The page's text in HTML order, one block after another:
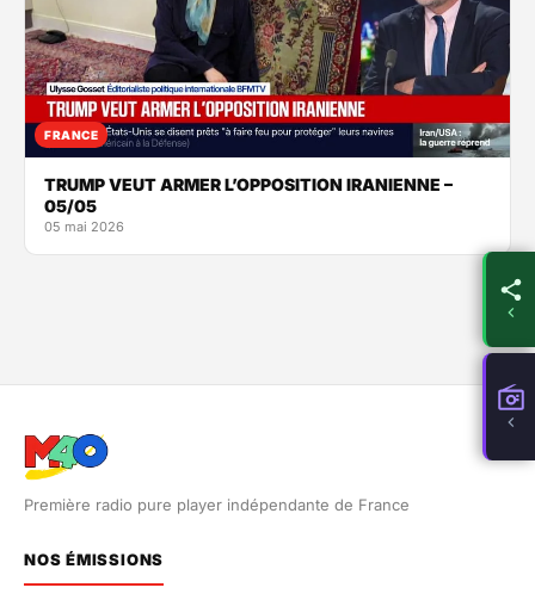
FRANCE
TRUMP VEUT ARMER L’OPPOSITION IRANIENNE –
05/05
05 mai 2026
Première radio pure player indépendante de France
NOS ÉMISSIONS